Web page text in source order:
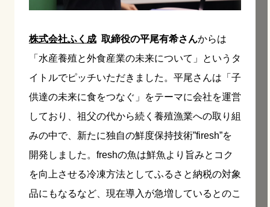
株式会社ふく成 取締役の平尾有希さんからは
「水産養殖と外食産業の未来について」というタ
イトルでピッチいただきました。平尾さんは「子
供達の未来に食をつなぐ」をテーマに会社を運営
しており、祖父の代から続く養殖漁業への取り組
みの中で、新たに独自の鮮度保持技術”firesh”を
開発しました。freshの魚は鮮魚より旨みとコク
を向上させる冷凍方法としてふるさと納税の対象
品にもなるなど、現在導入が急増しているとのこ